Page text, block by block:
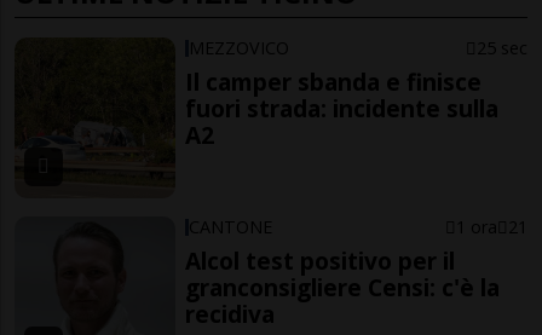
MEZZOVICO 25 sec
Il camper sbanda e finisce
fuori strada: incidente sulla
A2
CANTONE 1 ora 21
Alcol test positivo per il
granconsigliere Censi: c'è la
recidiva